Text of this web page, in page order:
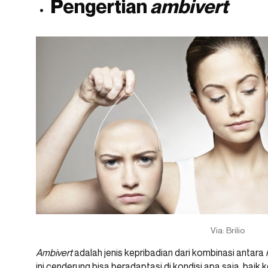
Pengertianambivert
Via: Brilio
Ambivertadalah jenis kepribadian dari kombinasi antara